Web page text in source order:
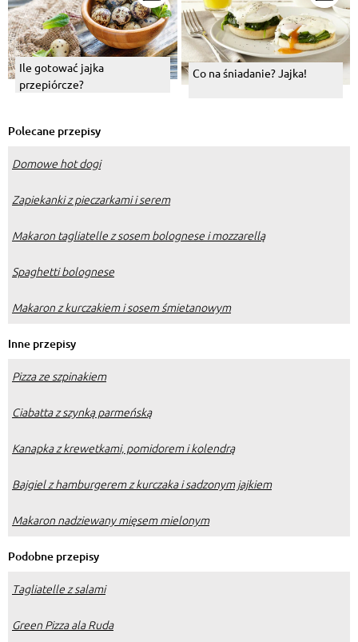
Ile gotować jajka
przepiórcze?
Co na śniadanie? Jajka!
Polecane przepisy
Domowe hot dogi
Zapiekanki z pieczarkami i serem
Makaron tagliatelle z sosem bolognese i mozzarellą
Spaghetti bolognese
Makaron z kurczakiem i sosem śmietanowym
Inne przepisy
Pizza ze szpinakiem
Ciabatta z szynką parmeńską
Kanapka z krewetkami, pomidorem i kolendrą
Bajgiel z hamburgerem z kurczaka i sadzonym jajkiem
Makaron nadziewany mięsem mielonym
Podobne przepisy
Tagliatelle z salami
Green Pizza ala Ruda